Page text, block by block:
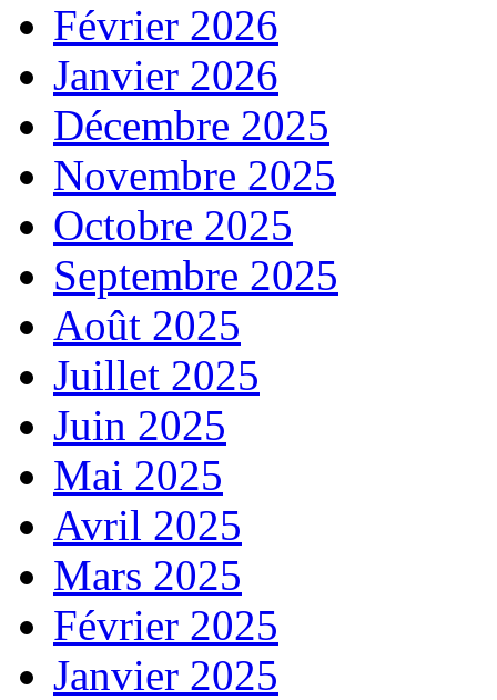
Février 2026
Janvier 2026
Décembre 2025
Novembre 2025
Octobre 2025
Septembre 2025
Août 2025
Juillet 2025
Juin 2025
Mai 2025
Avril 2025
Mars 2025
Février 2025
Janvier 2025